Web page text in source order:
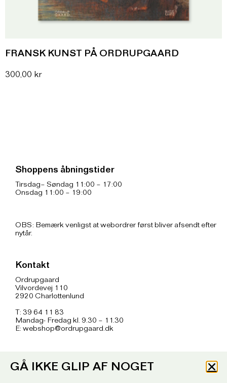
FRANSK KUNST PÅ ORDRUPGAARD
300,00 kr
Shoppens åbningstider
Tirsdag– Søndag 11:00 – 17:00
Onsdag 11:00 – 19:00
OBS: Bemærk venligst at webordrer først bliver afsendt efter
nytår.
Kontakt
Ordrupgaard
Vilvordevej 110
2920 Charlottenlund
T: 39 64 11 83
Mandag- Fredag kl. 9.30 – 11.30
E: webshop@ordrupgaard.dk
Info
GÅ IKKE GLIP AF NOGET